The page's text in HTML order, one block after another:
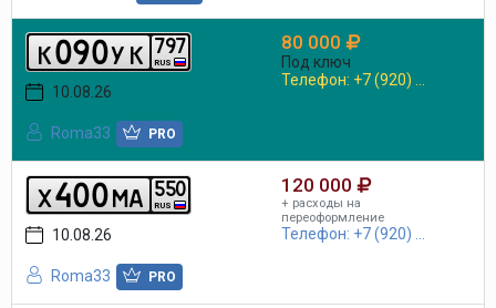
k090y k RUS
797
10.08.26
Roma33 PRO
80 000
Под ключ
Телефон: +7 (920) ...
x400ma RUS
550
10.08.26
Roma33 PRO
120 000
+ расходы на
переоформление
Телефон: +7 (920) ...